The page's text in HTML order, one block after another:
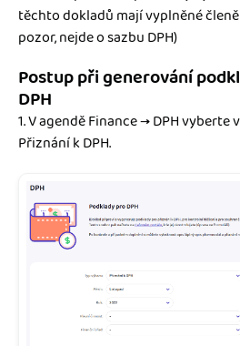
těchto dokladů mají vyplněné
pozor, nejde o sazbu DPH)
Postup při generování
DPH
1. V agendě Finance → DPH vyberte
Přiznání k DPH.